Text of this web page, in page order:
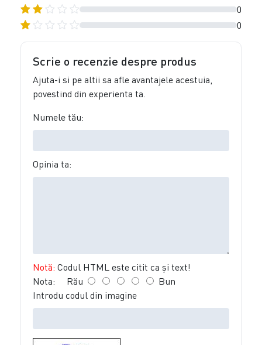
0
0
Scrie o recenzie despre produs
Ajuta-i si pe altii sa afle avantajele acestuia,
povestind din experienta ta.
Numele tău:
Opinia ta:
Notă: Codul HTML este citit ca şi text!
Nota: Rău
Bun
Introdu codul din imagine